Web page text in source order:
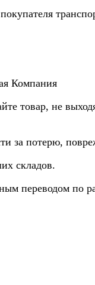
покупателя
Компания
товар, не
за потерю,
складов.
переводом по